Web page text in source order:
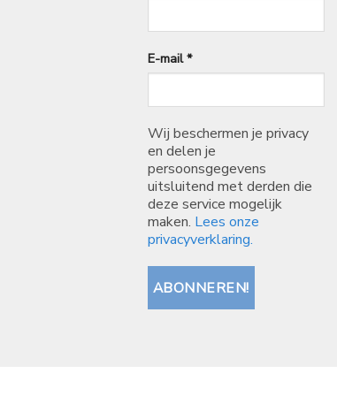
E-mail*
Wij beschermen je privacy
en delen je
persoonsgegevens
uitsluitend met derden die
deze service mogelijk
maken. Lees onze
privacyverklaring.